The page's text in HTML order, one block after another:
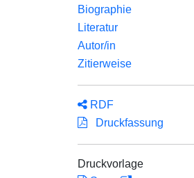
Biographie
Literatur
Autor/in
Zitierweise
RDF
Druckfassung
Druckvorlage